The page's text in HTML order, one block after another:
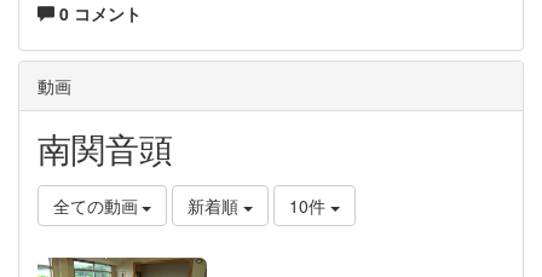
0 コメント
動画
南関音頭
全ての動画 新着順 10件